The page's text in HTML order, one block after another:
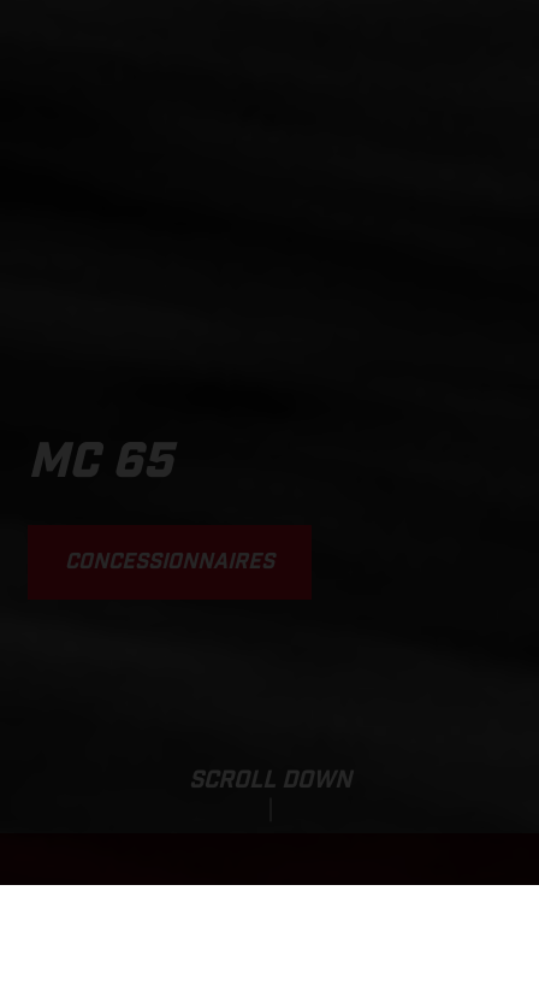
MC 65
CONCESSIONNAIRES
SCROLL DOWN